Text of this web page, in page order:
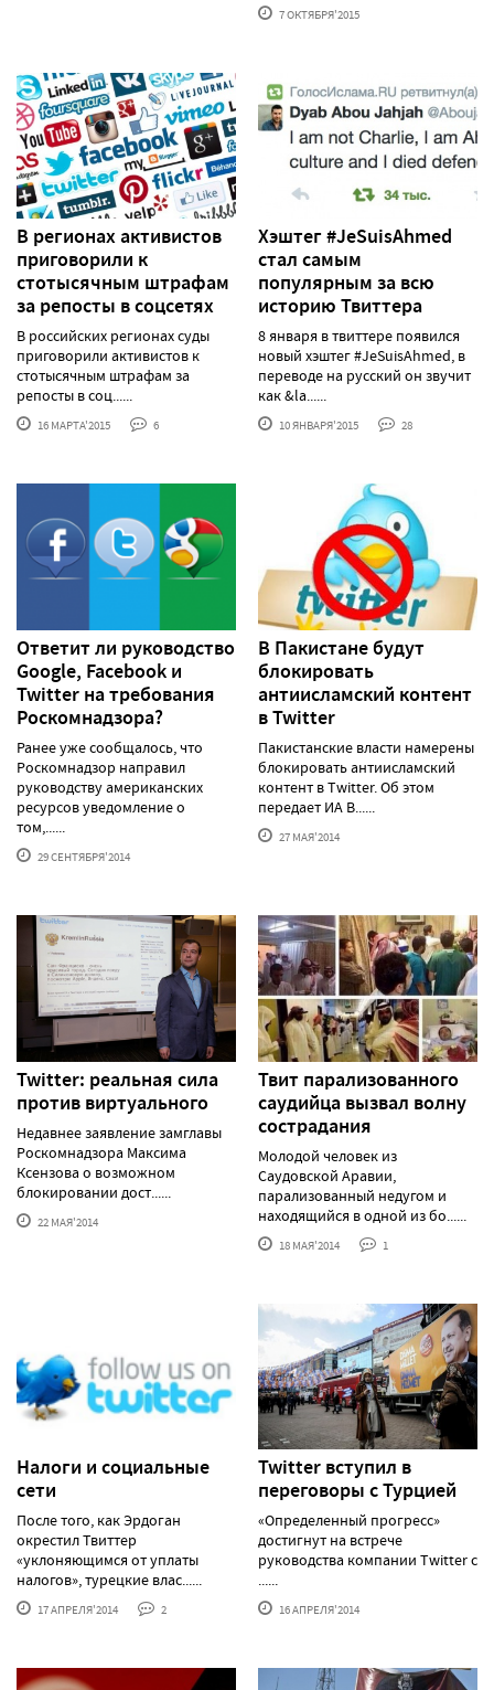
7 ОКТЯБРЯ'2015
В регионах активистов
приговорили к
стотысячным штрафам
за репосты в соцсетях
В российских регионах суды
приговорили активистов к
стотысячным штрафам за
репосты в соц......
16 МАРТА'2015 6
Хэштег #JeSuisAhmed
стал самым
популярным за всю
историю Твиттера
8 января в твиттере появился
новый хэштег #JeSuisAhmed, в
переводе на русский он звучит
как &la......
10 ЯНВАРЯ'2015 28
Ответит ли руководство
Google, Facebook и
Twitter на требования
Роскомнадзора?
Ранее уже сообщалось, что
Роскомнадзор направил
руководству американских
ресурсов уведомление о
том,......
29 СЕНТЯБРЯ'2014
В Пакистане будут
блокировать
антиисламский контент
в Twitter
Пакистанские власти намерены
блокировать антиисламский
контент в Twitter. Об этом
передает ИА В......
27 МАЯ'2014
Twitter: реальная сила
против виртуального
Недавнее заявление замглавы
Роскомнадзора Максима
Ксензова о возможном
блокировании дост......
22 МАЯ'2014
Твит парализованного
саудийца вызвал волну
сострадания
Молодой человек из
Саудовской Аравии,
парализованный недугом и
находящийся в одной из бо......
18 МАЯ'2014 1
Налоги и социальные
сети
После того, как Эрдоган
окрестил Твиттер
«уклоняющимся от уплаты
налогов», турецкие влас......
17 АПРЕЛЯ'2014 2
Twitter вступил в
переговоры с Турцией
«Определенный прогресс»
достигнут на встрече
руководства компании Twitter с
......
16 АПРЕЛЯ'2014